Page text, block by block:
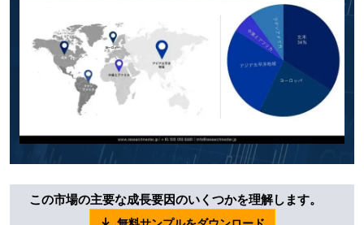
この市場の主要な成長要因のいくつかを理解します。